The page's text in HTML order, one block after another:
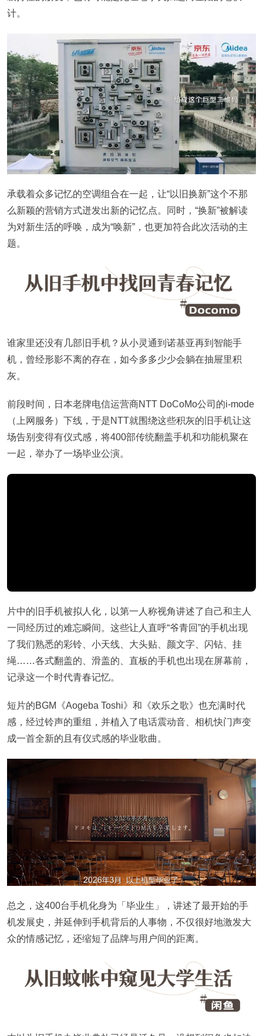
计。
承载着众多记忆的空调组合在一起，让“以旧换新”这个不那
么新颖的营销方式迸发出新的记忆点。同时，“换新”被解读
为对新生活的呼唤，成为“唤新”，也更加符合此次活动的主
题。
谁家里还没有几部旧手机？从小灵通到诺基亚再到智能手
机，曾经形影不离的存在，如今多多少少会躺在抽屉里积
灰。
前段时间，日本老牌电信运营商NTT DoCoMo公司的i-mode
（上网服务）下线，于是NTT就围绕这些积灰的旧手机让这
场告别变得有仪式感，将400部传统翻盖手机和功能机聚在
一起，举办了一场毕业公演。
片中的旧手机被拟人化，以第一人称视角讲述了自己和主人
一同经历过的难忘瞬间。这些让人直呼“爷青回”的手机出现
了我们熟悉的彩铃、小天线、大头贴、颜文字、闪钻、挂
绳……各式翻盖的、滑盖的、直板的手机也出现在屏幕前，
记录这一个时代青春记忆。
短片的BGM《Aogeba Toshi》和《欢乐之歌》也充满时代
感，经过铃声的重组，并植入了电话震动音、相机快门声变
成一首全新的且有仪式感的毕业歌曲。
总之，这400台手机化身为「毕业生」，讲述了最开始的手
机发展史，并延伸到手机背后的人事物，不仅很好地激发大
众的情感记忆，还缩短了品牌与用户间的距离。